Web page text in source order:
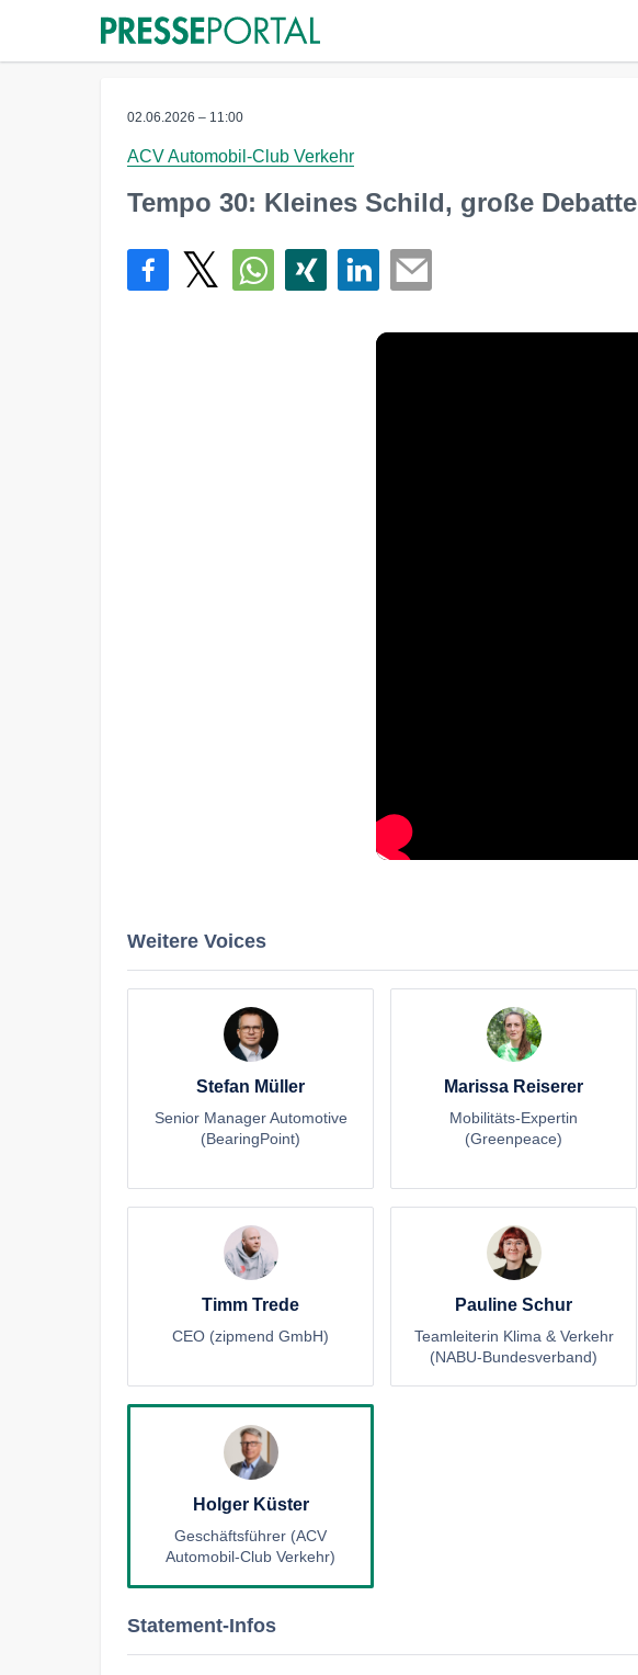
02.06.2026 – 11:00
ACV Automobil-Club Verkehr
Tempo 30: Kleines Schild, große Debatte
Weitere Voices
Stefan Müller
Senior Manager Automotive
(BearingPoint)
Marissa Reiserer
Mobilitäts-Expertin
(Greenpeace)
Timm Trede
CEO (zipmend GmbH)
Pauline Schur
Teamleiterin Klima & Verkehr
(NABU-Bundesverband)
Holger Küster
Geschäftsführer (ACV
Automobil-Club Verkehr)
Statement-Infos